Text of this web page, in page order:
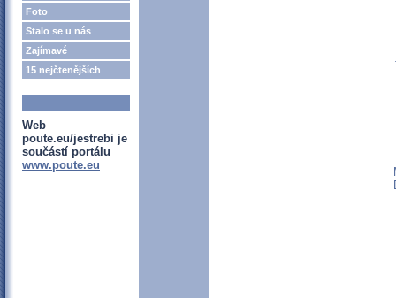
Foto
Stalo se u nás
Zajímavé
15 nejčtenějších
Web
poute.eu/jestrebi je
součástí portálu
www.poute.eu